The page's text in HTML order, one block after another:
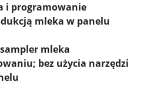
i programowanie
mleka w panelu
mleka
bez użycia narzędzi